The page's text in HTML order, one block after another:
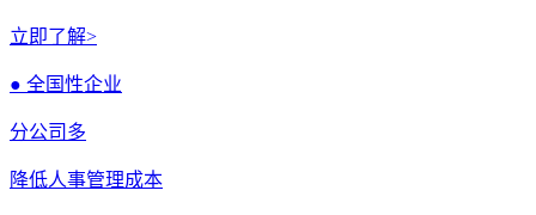
立即了解>
● 全国性企业
分公司多
降低人事管理成本